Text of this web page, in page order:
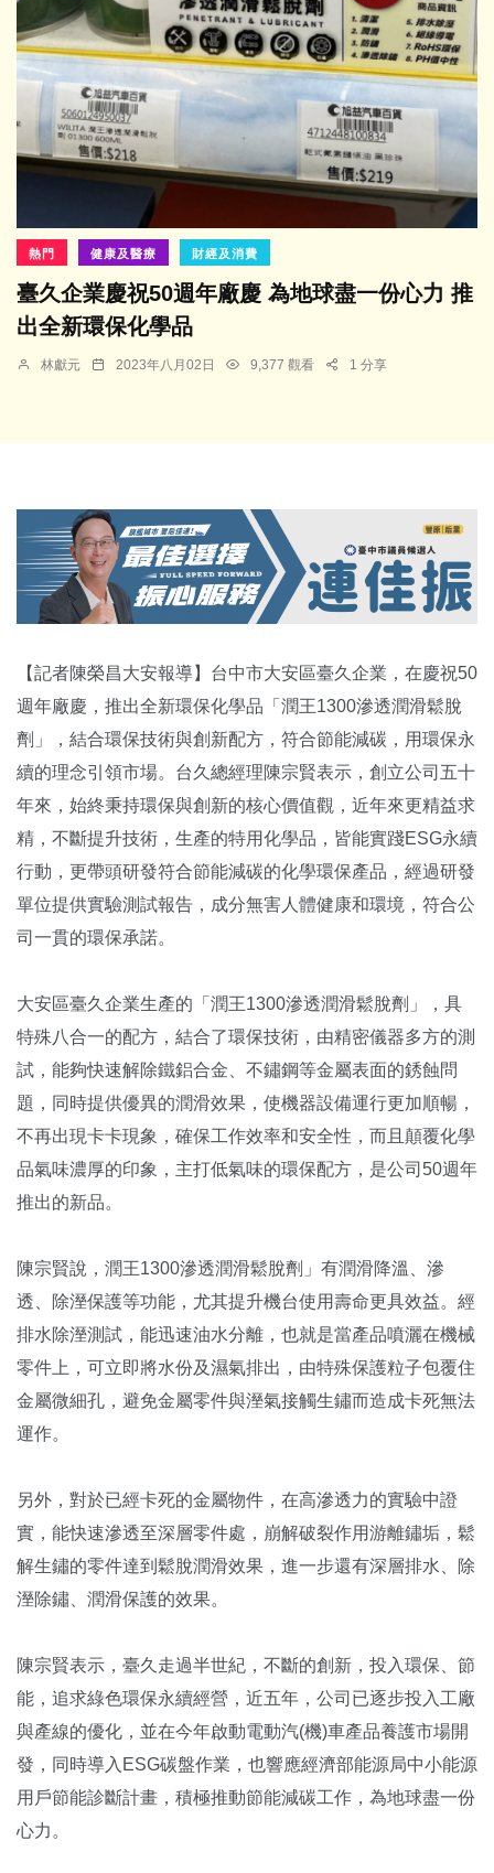
熱門 健康及醫療 財經及消費
臺久企業慶祝50週年廠慶 為地球盡一份心力 推
出全新環保化學品
林獻元 2023年八月02日 9,377 觀看 1 分享
【記者陳榮昌大安報導】台中市大安區臺久企業，在慶祝50
週年廠慶，推出全新環保化學品「潤王1300滲透潤滑鬆脫
劑」，結合環保技術與創新配方，符合節能減碳，用環保永
續的理念引領市場。台久總經理陳宗賢表示，創立公司五十
年來，始終秉持環保與創新的核心價值觀，近年來更精益求
精，不斷提升技術，生產的特用化學品，皆能實踐ESG永續
行動，更帶頭研發符合節能減碳的化學環保產品，經過研發
單位提供實驗測試報告，成分無害人體健康和環境，符合公
司一貫的環保承諾。
大安區臺久企業生產的「潤王1300滲透潤滑鬆脫劑」，具
特殊八合一的配方，結合了環保技術，由精密儀器多方的測
試，能夠快速解除鐵鋁合金、不鏽鋼等金屬表面的銹蝕問
題，同時提供優異的潤滑效果，使機器設備運行更加順暢，
不再出現卡卡現象，確保工作效率和安全性，而且顛覆化學
品氣味濃厚的印象，主打低氣味的環保配方，是公司50週年
推出的新品。
陳宗賢說，潤王1300滲透潤滑鬆脫劑」有潤滑降溫、滲
透、除溼保護等功能，尤其提升機台使用壽命更具效益。經
排水除溼測試，能迅速油水分離，也就是當產品噴灑在機械
零件上，可立即將水份及濕氣排出，由特殊保護粒子包覆住
金屬微細孔，避免金屬零件與溼氣接觸生鏽而造成卡死無法
運作。
另外，對於已經卡死的金屬物件，在高滲透力的實驗中證
實，能快速滲透至深層零件處，崩解破裂作用游離鏽垢，鬆
解生鏽的零件達到鬆脫潤滑效果，進一步還有深層排水、除
溼除鏽、潤滑保護的效果。
陳宗賢表示，臺久走過半世紀，不斷的創新，投入環保、節
能，追求綠色環保永續經營，近五年，公司已逐步投入工廠
與產線的優化，並在今年啟動電動汽(機)車產品養護市場開
發，同時導入ESG碳盤作業，也響應經濟部能源局中小能源
用戶節能診斷計畫，積極推動節能減碳工作，為地球盡一份
心力。